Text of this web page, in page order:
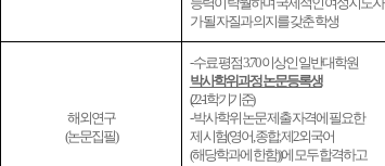
가 될 자질과 의지를 갖춘 학생
해외연구
(논문집필)
- 수료 평점 3.70 이상인 일반대학원
박사학위과정 논문등록생
(22-1학기 기준)
- 박사학위 논문 제출 자격에 필요한
제 시험(영어,종합,제2외국어
(해당학과에 한함))에 모두 합격하고